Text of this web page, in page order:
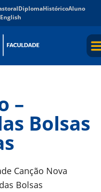
DiplomaHistóricoAluno
English
–
Bolsas
Canção Nova
Bolsas